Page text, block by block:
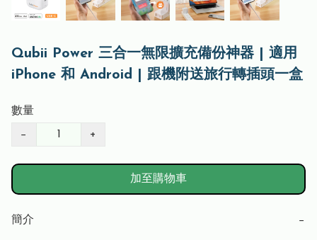
Qubii Power 三合一無限擴充備份神器 | 適用
iPhone 和 Android | 跟機附送旅行轉插頭一盒
數量
− +
加至購物車
簡介 −